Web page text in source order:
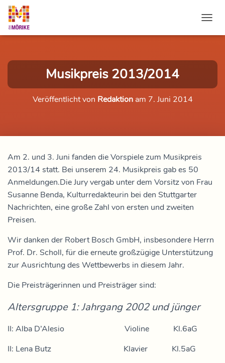
Musikpreis 2013/2014
Veröffentlicht von Redaktionam 7. Juni 2014
Am 2. und 3. Juni fanden die Vorspiele zum Musikpreis
2013/14 statt. Bei unserem 24. Musikpreis gab es 50
Anmeldungen.Die Jury vergab unter dem Vorsitz von Frau
Susanne Benda, Kulturredakteurin bei den Stuttgarter
Nachrichten, eine große Zahl von ersten und zweiten
Preisen.
Wir danken der Robert Bosch GmbH, insbesondere Herrn
Prof. Dr. Scholl, für die erneute großzügige Unterstützung
zur Ausrichtung des Wettbewerbs in diesem Jahr.
Die Preisträgerinnen und Preisträger sind:
Altersgruppe 1: Jahrgang 2002 und jünger
II: Alba D’Alesio Violine Kl.6aG
II: Lena Butz Klavier Kl.5aG